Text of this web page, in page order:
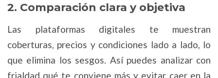
2. Comparación clara y objetiva
Las plataformas digitales te muestran
coberturas, precios y condiciones lado a lado, lo
que elimina los sesgos. Así puedes analizar con
frialdad qué te conviene más y evitar caer en la